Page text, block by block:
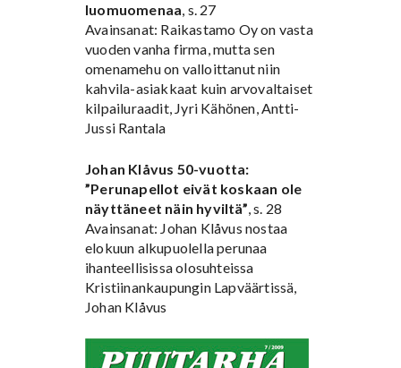
luomuomenaa, s. 27
Avainsanat: Raikastamo Oy on vasta
vuoden vanha firma, mutta sen
omenamehu on valloittanut niin
kahvila-asiakkaat kuin arvovaltaiset
kilpailuraadit, Jyri Kähönen, Antti-
Jussi Rantala
Johan Klåvus 50-vuotta:
”Perunapellot eivät koskaan ole
näyttäneet näin hyviltä”, s. 28
Avainsanat: Johan Klåvus nostaa
elokuun alkupuolella perunaa
ihanteellisissa olosuhteissa
Kristiinankaupungin Lapväärtissä,
Johan Klåvus